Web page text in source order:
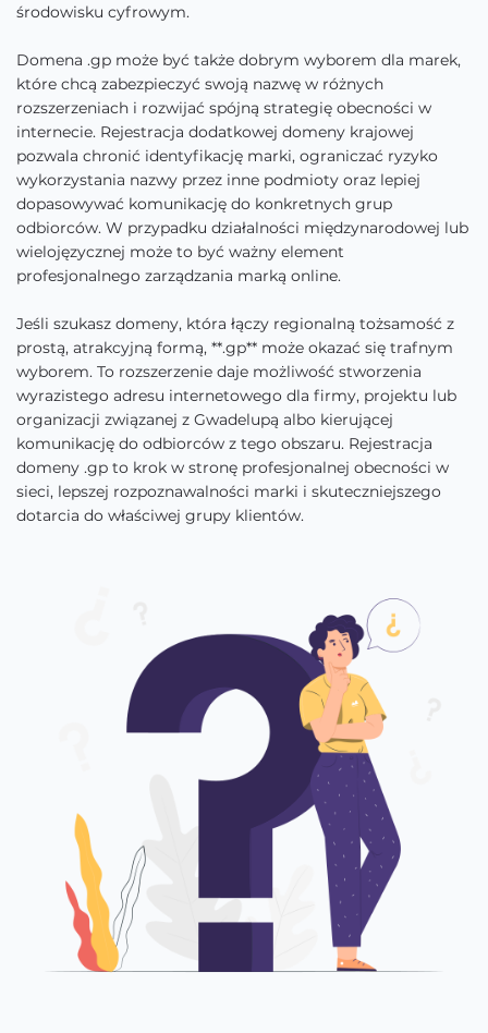
środowisku cyfrowym.
Domena .gp może być także dobrym wyborem dla marek,
które chcą zabezpieczyć swoją nazwę w różnych
rozszerzeniach i rozwijać spójną strategię obecności w
internecie. Rejestracja dodatkowej domeny krajowej
pozwala chronić identyfikację marki, ograniczać ryzyko
wykorzystania nazwy przez inne podmioty oraz lepiej
dopasowywać komunikację do konkretnych grup
odbiorców. W przypadku działalności międzynarodowej lub
wielojęzycznej może to być ważny element
profesjonalnego zarządzania marką online.
Jeśli szukasz domeny, która łączy regionalną tożsamość z
prostą, atrakcyjną formą, **.gp** może okazać się trafnym
wyborem. To rozszerzenie daje możliwość stworzenia
wyrazistego adresu internetowego dla firmy, projektu lub
organizacji związanej z Gwadelupą albo kierującej
komunikację do odbiorców z tego obszaru. Rejestracja
domeny .gp to krok w stronę profesjonalnej obecności w
sieci, lepszej rozpoznawalności marki i skuteczniejszego
dotarcia do właściwej grupy klientów.